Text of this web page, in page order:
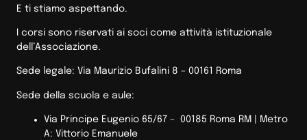
E ti stiamo aspettando.
I corsi sono riservati ai soci come attività istituzionale
dell’Associazione.
Sede legale: Via Maurizio Bufalini 8 – 00161 Roma
Sede della scuola e aule:
Via Principe Eugenio 65/67 – 00185 Roma RM |
Metro
A: Vittorio Emanuele